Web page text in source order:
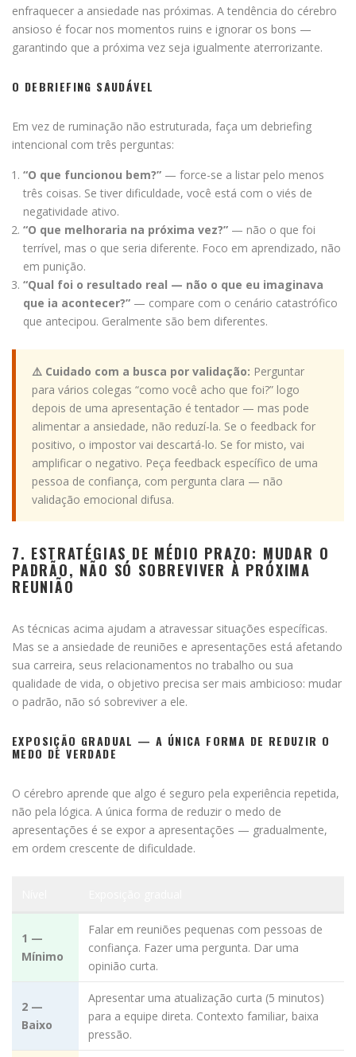
enfraquecer a ansiedade nas próximas. A tendência do cérebro
ansioso é focar nos momentos ruins e ignorar os bons —
garantindo que a próxima vez seja igualmente aterrorizante.
O DEBRIEFING SAUDÁVEL
Em vez de ruminação não estruturada, faça um debriefing
intencional com três perguntas:
“O que funcionou bem?” — force-se a listar pelo menos
três coisas. Se tiver dificuldade, você está com o viés de
negatividade ativo.
“O que melhoraria na próxima vez?” — não o que foi
terrível, mas o que seria diferente. Foco em aprendizado, não
em punição.
“Qual foi o resultado real — não o que eu imaginava
que ia acontecer?” — compare com o cenário catastrófico
que antecipou. Geralmente são bem diferentes.
⚠️ Cuidado com a busca por validação: Perguntar
para vários colegas “como você acho que foi?” logo
depois de uma apresentação é tentador — mas pode
alimentar a ansiedade, não reduzí-la. Se o feedback for
positivo, o impostor vai descartá-lo. Se for misto, vai
amplificar o negativo. Peça feedback específico de uma
pessoa de confiança, com pergunta clara — não
validação emocional difusa.
7. ESTRATÉGIAS DE MÉDIO PRAZO: MUDAR O
PADRÃO, NÃO SÓ SOBREVIVER À PRÓXIMA
REUNIÃO
As técnicas acima ajudam a atravessar situações específicas.
Mas se a ansiedade de reuniões e apresentações está afetando
sua carreira, seus relacionamentos no trabalho ou sua
qualidade de vida, o objetivo precisa ser mais ambicioso: mudar
o padrão, não só sobreviver a ele.
EXPOSIÇÃO GRADUAL — A ÚNICA FORMA DE REDUZIR O
MEDO DE VERDADE
O cérebro aprende que algo é seguro pela experiência repetida,
não pela lógica. A única forma de reduzir o medo de
apresentações é se expor a apresentações — gradualmente,
em ordem crescente de dificuldade.
1 —
Mínimo
Falar em reuniões pequenas com pessoas de
confiança. Fazer uma pergunta. Dar uma
opinião curta.
2 —
Baixo
Apresentar uma atualização curta (5 minutos)
para a equipe direta. Contexto familiar, baixa
pressão.